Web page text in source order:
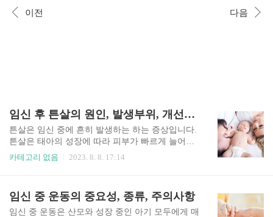
고 대처하는 데 도움이 됩니다. 그것은 더 나은 면
역 기능에 기여하고 염증을 줄이며 전반적인 신체
적 요인이 복합적으로 작용한 결과로 여겨집니다.
산후 우울증의 원인과 증상, 해결방안에 대해 알아
적, 심리적 변화를 가져올 수..
이전 다음
임신 후 튼살의 원인, 발생부위, 개선방안
튼살은 임신 중에 흔히 발생하는 하는 증상입니다.
튼살은 태아의 성장에 따라 피부가 빠르게 늘어나
면서 많은 임산부가 경험하는 일종의 피부 변화입
으로 무해하고 시간이 지남에 따라 희미해지지만
완전히 사라지지 않기 때문에 신체적, 심리적으로
카테고리 없음 2023. 8. 8. 17:14
임신 중 운동의 중요성, 종류, 주의사항
임신 중 운동은 산모와 성장 중인 아기 모두에게 매